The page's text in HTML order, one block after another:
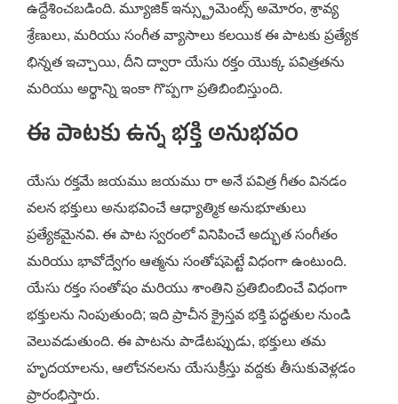
ఉద్దేశించబడింది. మ్యూజిక్ ఇన్స్ట్రుమెంట్స్ అమోరం, శ్రావ్య
శ్రేణులు, మరియు సంగీత వ్యాసాలు కలయిక ఈ పాటకు ప్రత్యేక
భిన్నత ఇచ్చాయి, దీని ద్వారా యేసు రక్తం యొక్క పవిత్రతను
మరియు అర్థాన్ని ఇంకా గొప్పగా ప్రతిబింబిస్తుంది.
ఈ పాటకు ఉన్న భక్తి అనుభవం
యేసు రక్తమే జయము జయము రా అనే పవిత్ర గీతం వినడం
వలన భక్తులు అనుభవించే ఆధ్యాత్మిక అనుభూతులు
ప్రత్యేకమైనవి. ఈ పాట స్వరంలో వినిపించే అద్భుత సంగీతం
మరియు భావోద్వేగం ఆత్మను సంతోషపెట్టే విధంగా ఉంటుంది.
యేసు రక్తం సంతోషం మరియు శాంతిని ప్రతిబింబించే విధంగా
భక్తులను నింపుతుంది; ఇది ప్రాచీన క్రైస్తవ భక్తి పద్ధతుల నుండి
వెలువడుతుంది. ఈ పాటను పాడేటప్పుడు, భక్తులు తమ
హృదయాలను, ఆలోచనలను యేసుక్రీస్తు వద్దకు తీసుకువెళ్లడం
ప్రారంభిస్తారు.